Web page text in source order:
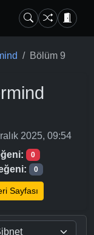
Bölüm 9
2025, 09:54
0
0
Sayfası